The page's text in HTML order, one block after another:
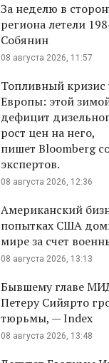
За неделю в
региона летели
Собянин
08 августа 2026, 11:57
Топливный кризис
Европы: этой
дефицит
рост цен на него,
пишет Bloomberg
экспертов.
08 августа 2026, 12:36
Американский
попытках США
мире за счет
08 августа 2026, 13:13
Бывшему главе
Петеру Сийярто
тюрьмы, — Index
08 августа 2026, 13:48